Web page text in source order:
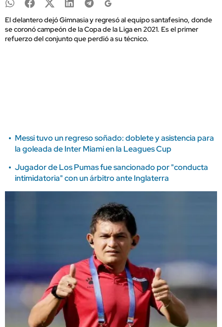
El delantero dejó Gimnasia y regresó al equipo santafesino, donde
se coronó campeón de la Copa de la Liga en 2021. Es el primer
refuerzo del conjunto que perdió a su técnico.
Messi tuvo un regreso soñado: doblete y asistencia para
la goleada de Inter Miami en la Leagues Cup
Jugador de Los Pumas fue sancionado por "conducta
intimidatoria" con un árbitro ante Inglaterra